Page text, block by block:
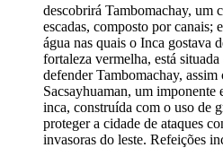
descobrirá Tambomachay, um
escadas, composto por canais;
água nas quais o Inca gostava
fortaleza vermelha, está
defender Tambomachay,
Sacsayhuaman, um
inca, construída com o uso de
proteger a cidade de ataques
invasoras do leste. Refeições